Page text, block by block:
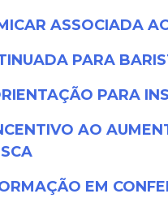
ASSOCIADA
PARA
PARA
AO
EM